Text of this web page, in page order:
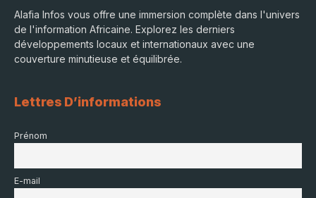
Alafia Infos vous offre une immersion complète dans l'univers
de l'information Africaine. Explorez les derniers
développements locaux et internationaux avec une
couverture minutieuse et équilibrée.
Lettres D’informations
Prénom
E-mail